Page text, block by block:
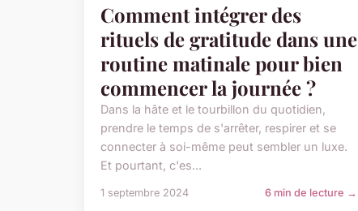
Comment intégrer des
rituels de gratitude dans une
routine matinale pour bien
commencer la journée ?
Dans la hâte et le tourbillon du quotidien,
prendre le temps de s'arrêter, respirer et se
connecter à soi-même peut sembler un luxe.
Et pourtant, c'es...
1 septembre 2024 6 min de lecture →